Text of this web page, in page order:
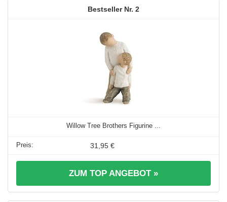
2
Willow Tree Brothers Figurine ...
31,95 €
ZUM TOP ANGEBOT »